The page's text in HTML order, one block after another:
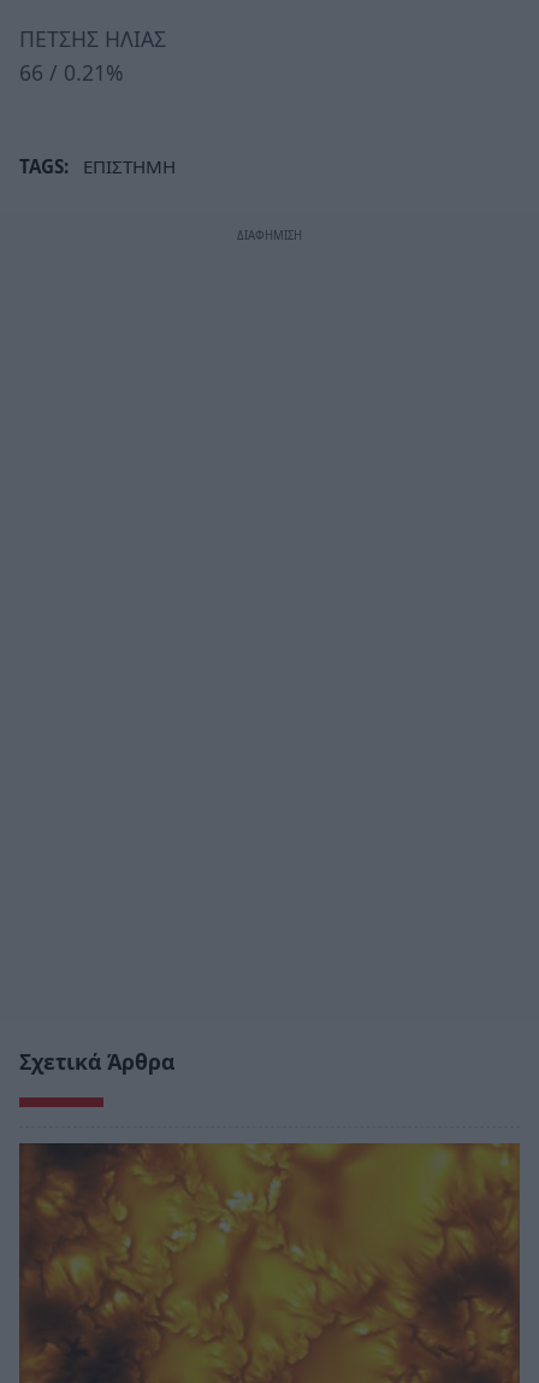
ΠΕΤΣΗΣ ΗΛΙΑΣ
66 / 0.21%
TAGS: ΕΠΙΣΤΗΜΗ
Σχετικά Άρθρα